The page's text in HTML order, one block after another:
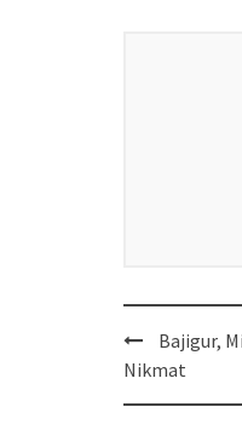
Post
navigation
Bajigur,
Nikmat